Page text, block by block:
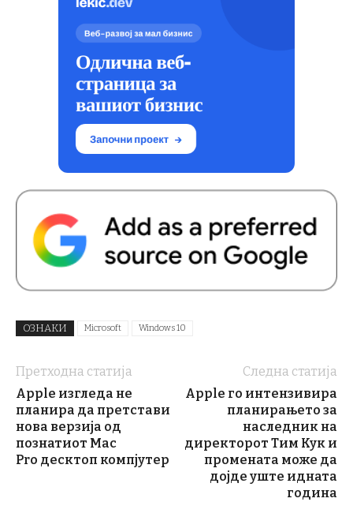
ОЗНАКИ Microsoft Windows 10
Претходна статија
Apple изгледа не
планира да претстави
нова верзија од
познатиот Mac
Pro десктоп компјутер
Следна статија
Apple го интензивира
планирањето за
наследник на
директорот Тим Кук и
промената може да
дојде уште идната
година